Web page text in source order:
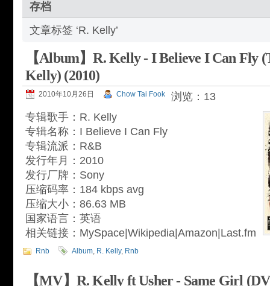
存档
文章标签 ‘R. Kelly’
【Album】R. Kelly - I Believe I Can Fly
Kelly) (2010)
2010年10月26日 Chow Tai Fook
浏览：13
专辑歌手：R. Kelly
专辑名称：I Believe I Can Fly
专辑流派：R&B
发行年月：2010
发行厂牌：Sony
压缩码率：184 kbps avg
压缩大小：86.63 MB
国家语言：英语
相关链接：MySpace|Wikipedia|Amazon|Last.fm
Rnb Album, R. Kelly, Rnb
【MV】R. Kelly ft Usher - Same Girl